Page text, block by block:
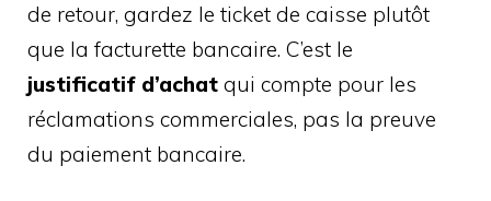
de retour, gardez le ticket de caisse plutôt
que la facturette bancaire. C’est le
justificatif d’achat qui compte pour les
réclamations commerciales, pas la preuve
du paiement bancaire.